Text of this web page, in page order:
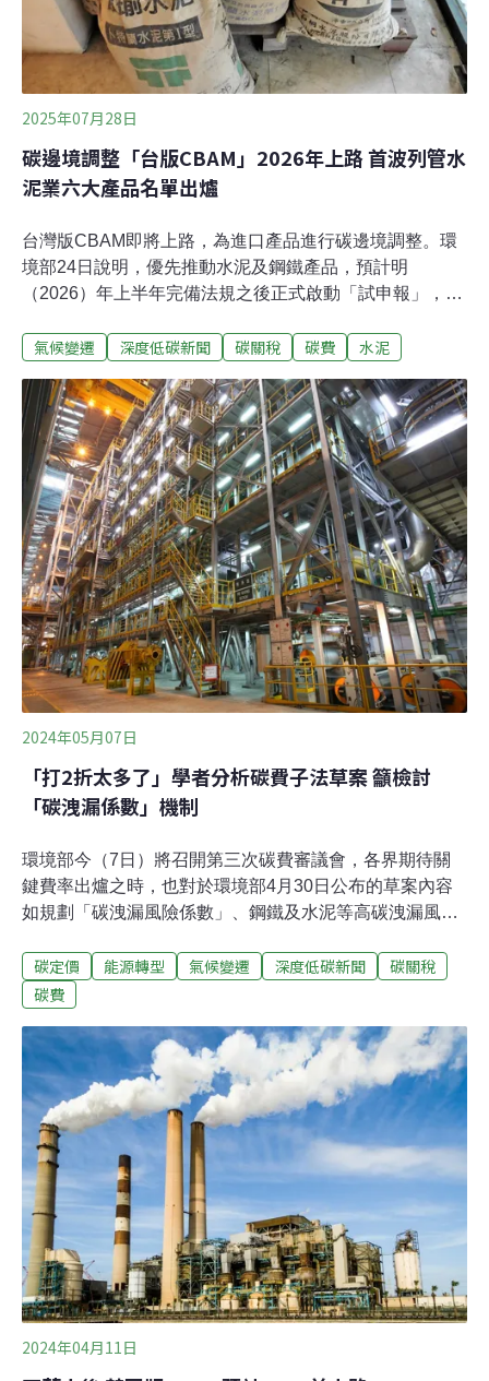
2025年07月28日
碳邊境調整「台版CBAM」2026年上路 首波列管水
泥業六大產品名單出爐
台灣版CBAM即將上路，為進口產品進行碳邊境調整。環
境部24日說明，優先推動水泥及鋼鐵產品，預計明
（2026）年上半年完備法規之後正式啟動「試申報」，未
品包含水泥熟料、白色卜特蘭水泥、其他卜特蘭水泥、鋁
黏土等六項水泥製品，鋼鐵業產品則將在今年10月底前確
認公布。2026年台版CBAM上路 水泥產品列管首波名單出
爐碳邊境調整機制（CBAM）已成為國際趨勢，環境部研
擬台版CBAM機制，首波聚焦在水泥與鋼鐵產品。環境部
24日宣布，明（2026）年將邁入「台版CBAM元年」，預
計明年上半年完備子法與相關準則、指引，正式啟動試申
報，進口商必須於2027年第一季申報前一年納管產品碳排
放量。環境部氣候署長蔡玲儀說明，環境部今年召開專家
諮詢會議，邀請水泥、鋼鐵業研商產品碳排放量試申報，
和水泥公會討論後決定比
氣候變遷 深度低碳新聞 碳關稅 碳費 水泥
2024年05月07日
「打2折太多了」學者分析碳費子法草案 籲檢討
「碳洩漏係數」機制
環境部今（7日）將召開第三次碳費審議會，各界期待關
鍵費率出爐之時，也對於環境部4月30日公布的草案內容
如規劃「碳洩漏風險係數」、鋼鐵及水泥等高碳洩漏風險
媒體中心（SMC）昨（6）日舉行記者會，邀請中央研究
院經濟研究所兼任研究員蕭代基、台灣大學土木工程學系
子法草案規劃的碳洩漏風險係數仍給予企業太多折扣，應
「儘速把係數調回去」，才能達成減碳效果。學者並指
出，歐盟已意識到碳洩露風險係數的補貼是錯誤的，台灣
應學歐盟經驗，施行「台灣版CBAM」避免碳洩漏風險。
企業減量誘因恐不足 學者：打2折太多！「2折太多了！」
蕭代基和謝依芸都如此直言。謝依芸認為，近期很多業者
對碳費感到焦慮，政府應加快實施碳費制度，業者才會投
入減碳，但是打折一定會降低減碳誘因，應該儘速把係數
調回去，才能達成減碳效果。
碳定價 能源轉型 氣候變遷 深度低碳新聞
碳關稅
碳費
2024年04月11日